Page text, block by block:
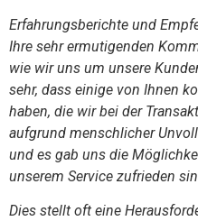
Erfahrungsberichte und
Ihre sehr ermutigenden
wie wir uns um unsere
sehr, dass einige von Ihnen
haben, die wir bei der
aufgrund menschlicher
und es gab uns die
unserem Service zufrieden
Dies stellt oft eine